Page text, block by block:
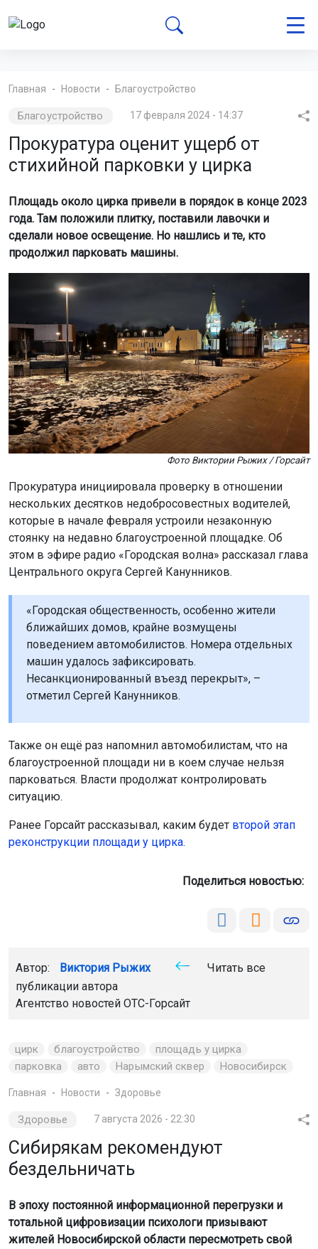
Главная Новости Благоустройство
Благоустройство 17 февраля 2024 - 14:37
Прокуратура оценит ущерб от
стихийной парковки у цирка
Площадь около цирка привели в порядок в конце 2023
года. Там положили плитку, поставили лавочки и
сделали новое освещение. Но нашлись и те, кто
продолжил парковать машины.
Фото Виктории Рыжих / Горсайт
Прокуратура инициировала проверку в отношении
нескольких десятков недобросовестных водителей,
которые в начале февраля устроили незаконную
стоянку на недавно благоустроенной площадке. Об
этом в эфире радио «Городская волна» рассказал глава
Центрального округа Сергей Канунников.
«Городская общественность, особенно жители
ближайших домов, крайне возмущены
поведением автомобилистов. Номера отдельных
машин удалось зафиксировать.
Несанкционированный въезд перекрыт», –
отметил Сергей Канунников.
Также он ещё раз напомнил автомобилистам, что на
благоустроенной площади ни в коем случае нельзя
парковаться. Власти продолжат контролировать
ситуацию.
Ранее Горсайт рассказывал, каким будет второй этап
реконструкции площади у цирка.
Поделиться новостью:
Автор: Виктория Рыжих
Читать все
публикации автора
Агентство новостей ОТС-Горсайт
цирк благоустройство
площадь у цирка
парковка
авто Нарымский сквер Новосибирск
Главная Новости Здоровье
Здоровье 7 августа 2026 - 22:30
Сибирякам рекомендуют
бездельничать
В эпоху постоянной информационной перегрузки и
тотальной цифровизации психологи призывают
жителей Новосибирской области пересмотреть свой